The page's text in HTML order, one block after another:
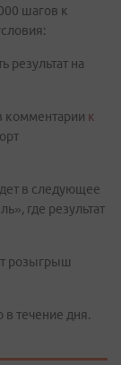
шагов к
результат на
комментарии к
в следующее
где результат
розыгрыш
в течение дня.